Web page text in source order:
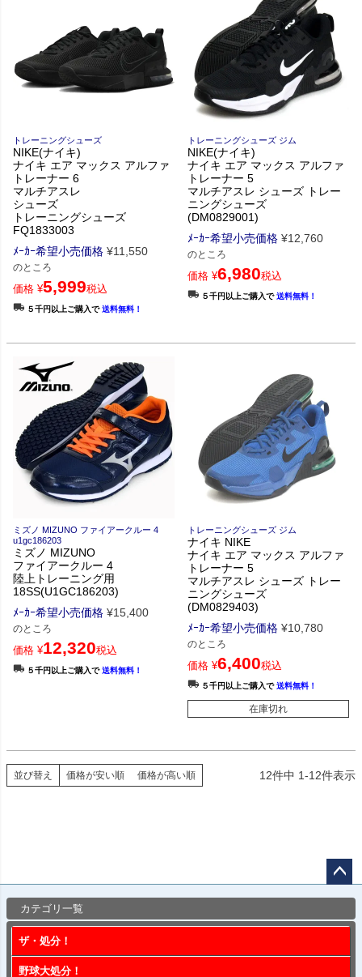
トレーニングシューズ
NIKE(ナイキ)
ナイキ エア マックス アルファ
トレーナー 6
マルチアスレ
シューズ
トレーニングシューズ
FQ1833003
ﾒｰｶｰ希望小売価格 ¥11,550
のところ
価格 ¥5,999税込
５千円以上ご購入で送料無料！
トレーニングシューズ ジム
NIKE(ナイキ)
ナイキ エア マックス アルファ
トレーナー 5
マルチアスレ シューズ トレー
ニングシューズ
(DM0829001)
ﾒｰｶｰ希望小売価格 ¥12,760
のところ
価格 ¥6,980税込
５千円以上ご購入で送料無料！
ミズノ MIZUNO ファイアークルー 4
u1gc186203
ミズノ MIZUNO
ファイアークルー 4
陸上トレーニング用
18SS(U1GC186203)
ﾒｰｶｰ希望小売価格 ¥15,400
のところ
価格 ¥12,320税込
５千円以上ご購入で送料無料！
トレーニングシューズ ジム
ナイキ NIKE
ナイキ エア マックス アルファ
トレーナー 5
マルチアスレ シューズ トレー
ニングシューズ
(DM0829403)
ﾒｰｶｰ希望小売価格 ¥10,780
のところ
価格 ¥6,400税込
５千円以上ご購入で送料無料！
在庫切れ
並び替え 価格が安い順 価格が高い順 12件中 1-12件表示
カテゴリ一覧
ザ・処分！
野球大処分！
ップ